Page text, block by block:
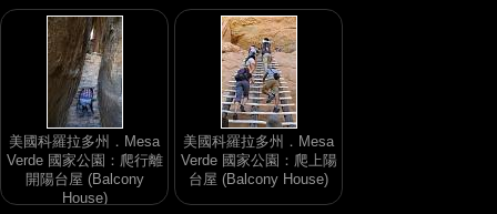
美國科羅拉多州．Mesa
Verde 國家公園：爬行離
開陽台屋 (Balcony
House)
美國科羅拉多州．Mesa
Verde 國家公園：爬上陽
台屋 (Balcony House)